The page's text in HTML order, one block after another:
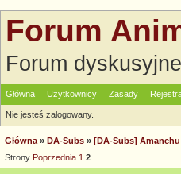
Forum
Forum
Główna Użytkownicy Zasady
Nie jesteś zalogowany.
Główna » DA-Subs » [DA-Subs]
Strony Poprzednia 1 2